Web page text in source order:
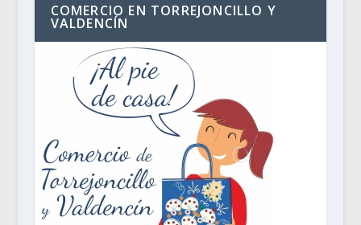
COMERCIO EN TORREJONCILLO Y
VALDENCÍN